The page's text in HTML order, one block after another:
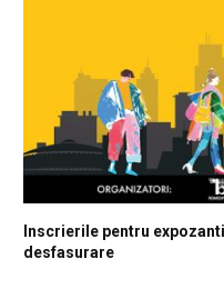
Inscrierile pentru
desfasurare